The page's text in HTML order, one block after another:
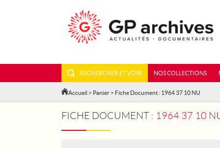
RECHERCHER ET VOIR NOS COLLECTIONS
Accueil > Panier > Fiche Document : 1964 37 10 NU
FICHE DOCUMENT : 1964 37 10